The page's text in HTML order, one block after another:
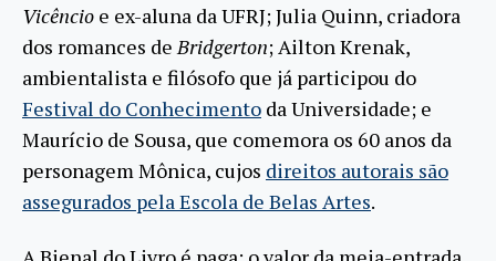
Vicêncio e ex-aluna da UFRJ; Julia Quinn, criadora
dos romances deBridgerton;Ailton Krenak,
ambientalista e filósofo que já participou do
Festival do Conhecimento da Universidade; e
Maurício de Sousa, que comemora os 60 anos da
personagem Mônica, cujos direitos autorais são
assegurados pela Escola de Belas Artes.